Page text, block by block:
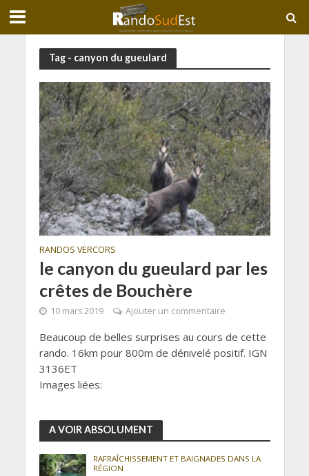
Tag - canyon du gueulard
RANDOS VERCORS
le canyon du gueulard par les
crêtes de Bouchère
10 mars 2019 Ajouter un commentaire
Beaucoup de belles surprises au cours de cette
rando. 16km pour 800m de dénivelé positif. IGN
3136ET
Images liées:
A VOIR ABSOLUMENT
RAFRAÎCHISSEMENT ET BAIGNADES DANS LA
RÉGION